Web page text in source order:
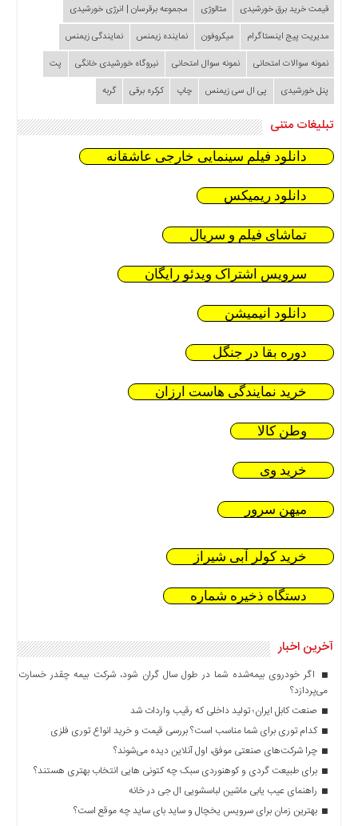
قیمت خرید برق خورشیدی
متالوژی
مجموعه برقرسان | انرژی خورشیدی
مدیریت پیج اینستاگرام
میکروفون نماینده زیمنس
نمایندگی زیمنس
نمونه سوالات امتحانی
نمونه سوال امتحانی نیروگاه خورشیدی خانگی
پت
پنل خورشیدی
پی ال سی زیمنس چاپ کرکره برقی گربه
تبلیغات متنی
دانلود فیلم سینمایی خارجی عاشقانه
دانلود ریمیکس
تماشای فیلم و سریال
سرویس اشتراک ویدئو رایگان
دانلود انیمیشن
دوره بقا در جنگل
خرید نمایندگی هاست ارزان
وطن کالا
خرید وی
میهن سرور
خرید کولر آبی شیراز
دستگاه ذخیره شماره
آخرین اخبار
اگر خودروی بیمه‌شده شما در طول سال گران شود، شرکت بیمه چقدر خسارت
می‌پردازد؟
صنعت کابل ایران؛ تولید داخلی که رقیب واردات شد
کدام توری برای شما مناسب است؟ بررسی قیمت و خرید انواع توری فلزی
چرا شرکت‌های صنعتی موفق، اول آنلاین دیده می‌شوند؟
برای طبیعت گردی و کوهنوردی سبک چه کتونی هایی انتخاب بهتری هستند؟
راهنمای عیب یابی ماشین لباسشویی ال جی در خانه
بهترین زمان برای سرویس یخچال و ساید بای ساید چه موقع است؟